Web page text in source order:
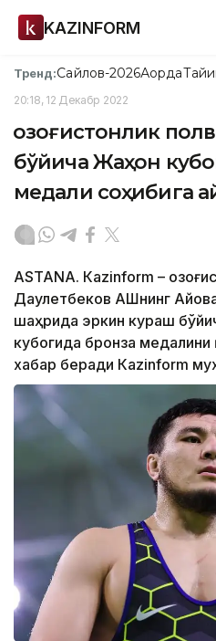
KAZINFORM
Тренд:Сайлов-2026Ақорда
20:18, 12 Декабр 2022
Қозоғистонлик
бўйича Жаҳон
медали соҳибига
ASTANA. Кazinform –
Даулетбеков АҚШнинг
шаҳрида эркин кураш
кубогида бронза медалини
хабар беради Кazinform